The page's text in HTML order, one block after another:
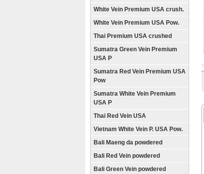
White Vein Premium USA crush.
White Vein Premium USA Pow.
Thai Premium USA crushed
Sumatra Green Vein Premium
USA P
Sumatra Red Vein Premium USA
Pow
Sumatra White Vein Premium
USA P
Thai Red Vein USA
Vietnam White Vein P. USA Pow.
Bali Maeng da powdered
Bali Red Vein powdered
Bali Green Vein powdered